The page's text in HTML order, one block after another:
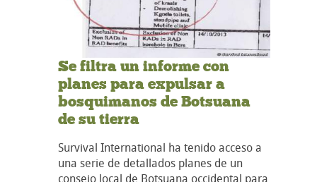
Se filtra un informe con
planes para expulsar a
bosquimanos de Botsuana
de su tierra
Survival International ha tenido acceso a
una serie de detallados planes de un
consejo local de Botsuana occidental para